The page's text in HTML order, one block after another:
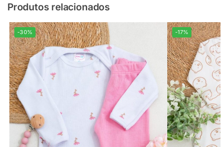
Produtos relacionados
-30% -17%